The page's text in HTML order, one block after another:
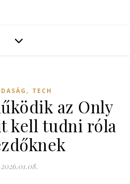
, TECH
az Only
kell tudni róla
2026.01.08.